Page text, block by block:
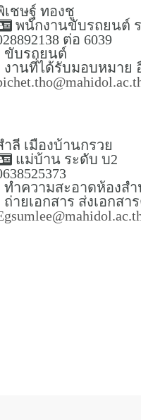
เชษฐ์ ทองชู
พนักงานขับรถยนต์
ต่อ 6039
ขับรถยนต์
งานที่ได้รับมอบหมาย
ำลี เมืองบ้านกรวย
แม่บ้าน ระดับ บ2
ทำความสะอาดห้องส
ถ่ายเอกสาร ส่งเอกส